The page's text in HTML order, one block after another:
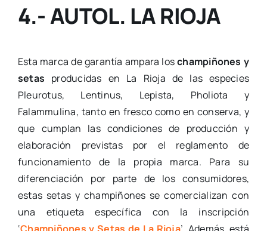
4.- AUTOL. LA RIOJA
Esta marca de garantía ampara loschampiñones y
setas producidas en La Rioja de las especies
Pleurotus, Lentinus, Lepista, Pholiota y
Falammulina, tanto en fresco como en conserva, y
que cumplan las condiciones de producción y
elaboración previstas por el reglamento de
funcionamiento de la propia marca. Para su
diferenciación por parte de los consumidores,
estas setas y champiñones se comercializan con
una etiqueta específica con la inscripción